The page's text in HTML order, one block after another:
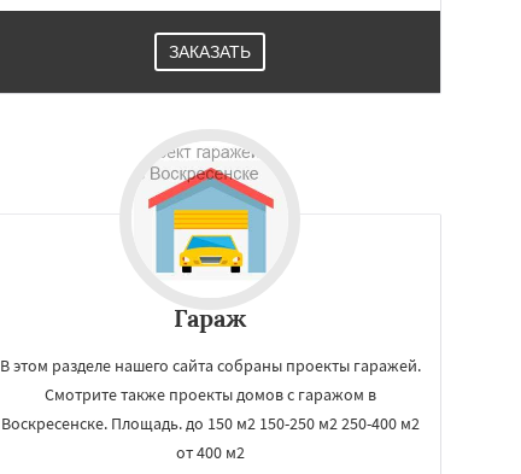
ЗАКАЗАТЬ
Гараж
В этом разделе нашего сайта собраны проекты гаражей.
Смотрите также проекты домов с гаражом в
Воскресенске. Площадь. до 150 м2 150-250 м2 250-400 м2
от 400 м2